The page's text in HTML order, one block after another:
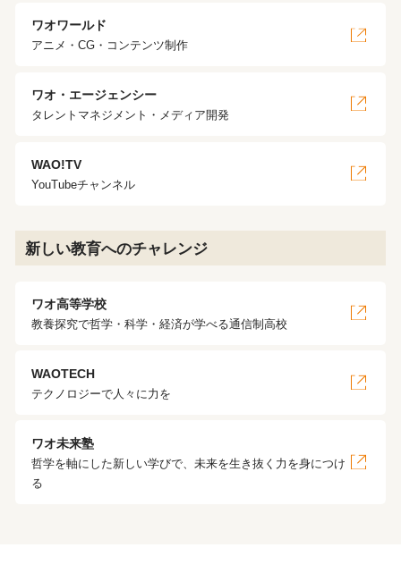
ワオワールド
アニメ・CG・コンテンツ制作
ワオ・エージェンシー
タレントマネジメント・メディア開発
WAO!TV
YouTubeチャンネル
新しい教育へのチャレンジ
ワオ高等学校
教養探究で哲学・科学・経済が学べる通信制高校
WAOTECH
テクノロジーで人々に力を
ワオ未来塾
哲学を軸にした新しい学びで、未来を生き抜く力を身につけ
る